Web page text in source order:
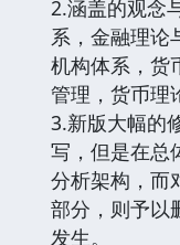
2.涵盖的观念
系，金融理论
机构体系，货
管理，货币理
3.新版大幅的
写，但是在总
分析架构，而
部分，则予以
发生。